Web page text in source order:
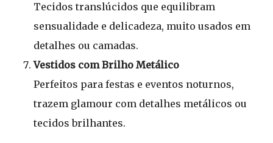
Tecidos translúcidos que equilibram
sensualidade e delicadeza, muito usados em
detalhes ou camadas.
Vestidos com Brilho Metálico
Perfeitos para festas e eventos noturnos,
trazem glamour com detalhes metálicos ou
tecidos brilhantes.